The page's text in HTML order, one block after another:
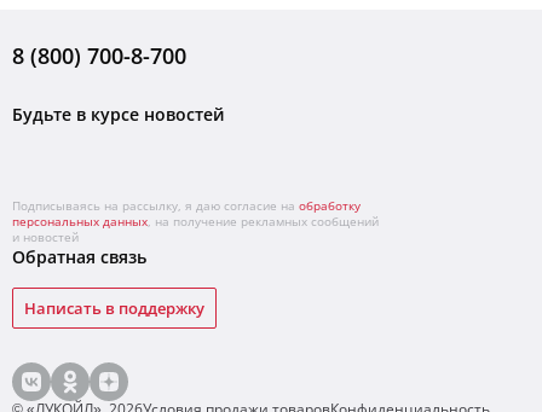
8 (800) 700-8-700
Будьте в курсе новостей
Подписываясь на рассылку, я даю согласие на обработку
персональных данных, на получение рекламных сообщений
и новостей
Обратная связь
Написать в поддержку